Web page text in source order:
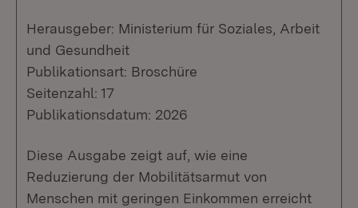
Herausgeber: Ministerium für Soziales, Arbeit
und Gesundheit
Publikationsart: Broschüre
Seitenzahl: 17
Publikationsdatum: 2026
Diese Ausgabe zeigt auf, wie eine
Reduzierung der Mobilitätsarmut von
Menschen mit geringen Einkommen erreicht